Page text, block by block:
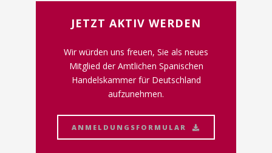
JETZT AKTIV WERDEN
Wir würden uns freuen, Sie als neues
Mitglied der Amtlichen Spanischen
Handelskammer für Deutschland
aufzunehmen.
ANMELDUNGSFORMULAR